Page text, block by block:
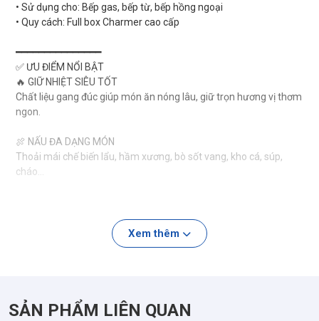
• Sử dụng cho: Bếp gas, bếp từ, bếp hồng ngoại
• Quy cách: Full box Charmer cao cấp
━━━━━━━━━━━━━━━
✅ ƯU ĐIỂM NỔI BẬT
🔥 GIỮ NHIỆT SIÊU TỐT
Chất liệu gang đúc giúp món ăn nóng lâu, giữ trọn hương vị thơm
ngon.
🍖 NẤU ĐA DẠNG MÓN
Thoải mái chế biến lẩu, hầm xương, bò sốt vang, kho cá, súp,
cháo…
Xem thêm
SẢN PHẨM LIÊN QUAN